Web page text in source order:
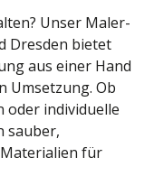
Unser Maler-
Dresden bietet
aus einer Hand
Umsetzung. Ob
oder individuelle
sauber,
für